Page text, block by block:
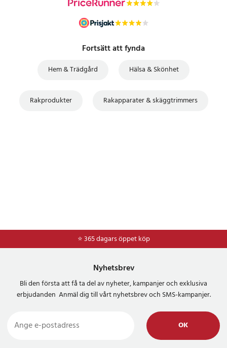
Fortsätt att fynda
Hem & Trädgård Hälsa & Skönhet
Rakprodukter Rakapparater & skäggtrimmers
⭐ 365 dagars öppet köp
⭐Frakt 49kr *
Nyhetsbrev
Bli den första att få ta del av nyheter, kampanjer och exklusiva
erbjudanden Anmäl dig till vårt nyhetsbrev och SMS-kampanjer.
OK